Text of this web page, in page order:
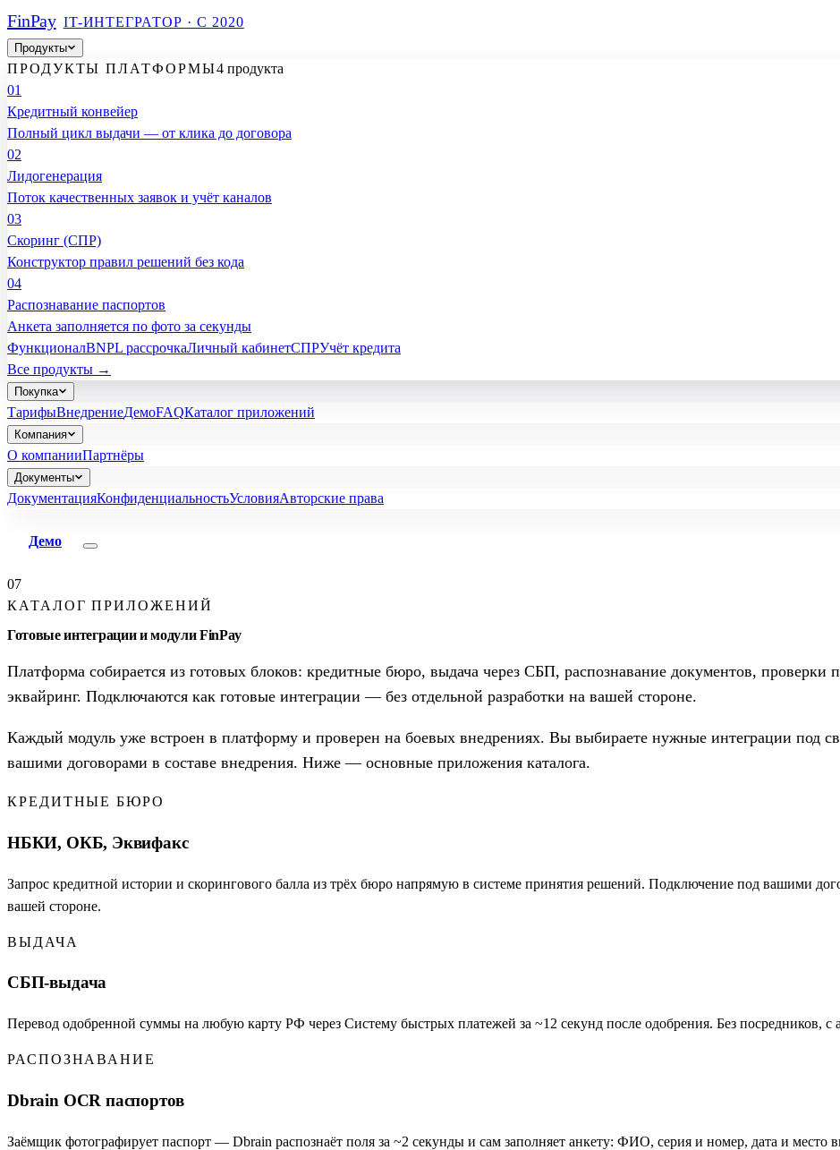
FinPay IT-ИНТЕГРАТОР · С 2020
Продукты
ПРОДУКТЫ ПЛАТФОРМЫ4 продукта
01
Кредитный конвейер
Полный цикл выдачи — от клика до договора
02
Лидогенерация
Поток качественных заявок и учёт каналов
03
Скоринг (СПР)
Конструктор правил решений без кода
04
Распознавание паспортов
Анкета заполняется по фото за секунды
ФункционалBNPL рассрочкаЛичный кабинетСПРУчёт кредита
Все продукты →
Покупка
ТарифыВнедрениеДемоFAQКаталог приложений
Компания
О компанииПартнёры
Документы
ДокументацияКонфиденциальностьУсловияАвторские права
Демо
07
КАТАЛОГ ПРИЛОЖЕНИЙ
Готовые интеграции и модули FinPay
Платформа собирается из готовых блоков: кредитные бюро, выдача через СБП, распознавание документов, проверки
эквайринг. Подключаются как готовые интеграции — без отдельной разработки на вашей стороне.
Каждый модуль уже встроен в платформу и проверен на боевых внедрениях. Вы выбираете нужные интеграции под
вашими договорами в составе внедрения. Ниже — основные приложения каталога.
КРЕДИТНЫЕ БЮРО
НБКИ, ОКБ, Эквифакс
Запрос кредитной истории и скорингового балла из трёх бюро напрямую в системе принятия решений. Подключение под вашими
вашей стороне.
ВЫДАЧА
СБП-выдача
Перевод одобренной суммы на любую карту РФ через Систему быстрых платежей за ~12 секунд после одобрения. Без посредников, с
РАСПОЗНАВАНИЕ
Dbrain OCR паспортов
Заёмщик фотографирует паспорт — Dbrain распознаёт поля за ~2 секунды и сам заполняет анкету: ФИО, серия и номер, дата и место